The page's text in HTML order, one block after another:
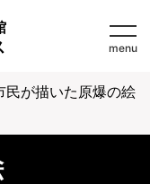
menu
民が描いた原爆の絵